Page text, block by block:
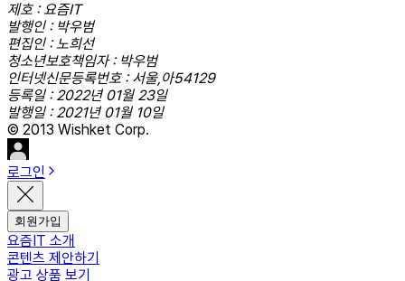
제호 : 요즘IT
발행인 : 박우범
편집인 : 노희선
청소년보호책임자 : 박우범
인터넷신문등록번호 : 서울,아54129
등록일 : 2022년 01월 23일
발행일 : 2021년 01월 10일
© 2013 Wishket Corp.
로그인
회원가입
요즘IT 소개
콘텐츠 제안하기
광고 상품 보기